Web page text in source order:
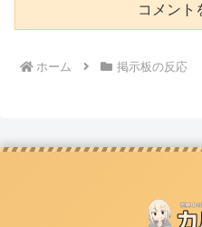
コメント
ホーム 掲示板の反応